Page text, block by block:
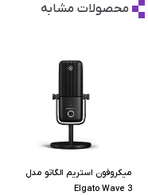
محصولات مشابه
میکروفون استریم الگاتو مدل
Elgato Wave 3